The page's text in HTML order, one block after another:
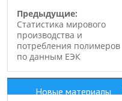
Предыдущие:
Статистика мирового
производства и
потребления полимеров
по данным ЕЭК
Новые материалы